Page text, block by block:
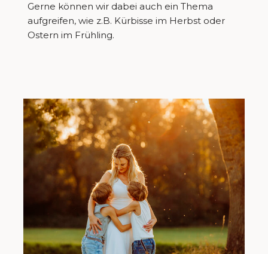
Gerne können wir dabei auch ein Thema
aufgreifen, wie z.B. Kürbisse im Herbst oder
Ostern im Frühling.